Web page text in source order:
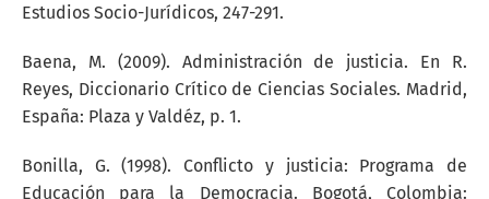
Estudios Socio-Jurídicos, 247-291.
Baena, M. (2009). Administración de justicia. En R.
Reyes, Diccionario Crítico de Ciencias Sociales. Madrid,
España: Plaza y Valdéz, p. 1.
Bonilla, G. (1998). Conflicto y justicia: Programa de
Educación para la Democracia. Bogotá, Colombia: